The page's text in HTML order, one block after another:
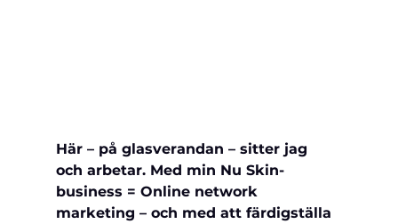
Här – på glasverandan – sitter jag
och arbetar. Med min Nu Skin-
business = Online network
marketing – och med att färdigställa